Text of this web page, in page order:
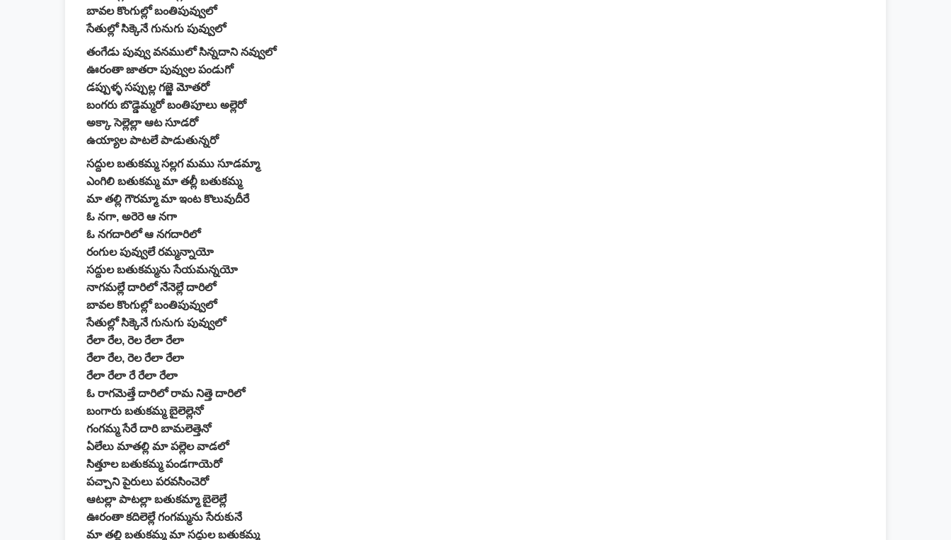
బావల కొంగుల్లో బంతిపువ్వులో
సేతుల్లో సిక్కెనే గునుగు పువ్వులో
తంగేడు పువ్వు వనములో సిన్నదాని నవ్వులో
ఊరంతా జాతరా పువ్వుల పండుగో
డప్పుళ్ళ సప్పుల్ల గజ్జె మోతరో
బంగరు బొడ్డెమ్మరో బంతిపూలు అల్లెరో
అక్కా సెల్లెల్లా ఆట సూడరో
ఉయ్యాల పాటలే పాడుతున్నరో
సద్దుల బతుకమ్మ సల్లగ మము సూడమ్మా
ఎంగిలి బతుకమ్మ మా తల్లీ బతుకమ్మ
మా తల్లి గౌరమ్మా మా ఇంట కొలువుదీరే
ఓ నగా, అరెరె ఆ నగా
ఓ నగదారిలో ఆ నగదారిలో
రంగుల పువ్వులే రమ్మన్నాయో
సద్దుల బతుకమ్మను సేయమన్నయో
నాగమల్లే దారిలో నేనెల్లే దారిలో
బావల కొంగుల్లో బంతిపువ్వులో
సేతుల్లో సిక్కెనే గునుగు పువ్వులో
రేలా రేల, రెల రేలా రేలా
రేలా రేల, రెల రేలా రేలా
రేలా రేలా రే రేలా రేలా
ఓ రాగమెత్తే దారిలో రామ నిత్తె దారిలో
బంగారు బతుకమ్మ బైలెల్లెనో
గంగమ్మ సేరే దారి బామలెత్తెనో
ఏలేలు మాతల్లి మా పల్లెల వాడలో
సిత్తూల బతుకమ్మ పండగాయెరో
పచ్చాని పైరులు పరవసించెరో
ఆటల్లా పాటల్లా బతుకమ్మా బైలెల్లే
ఊరంతా కదిలెల్లే గంగమ్మను సేరుకునే
మా తల్లి బతుకమ్మ మా సద్దుల బతుకమ్మ